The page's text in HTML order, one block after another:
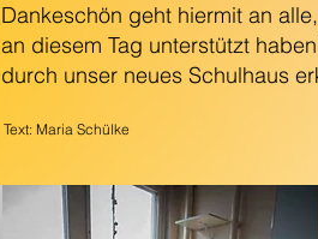
Dankeschön geht hiermit an
an diesem Tag unterstützt
durch unser neues Schulhaus
Text: Maria Schülke